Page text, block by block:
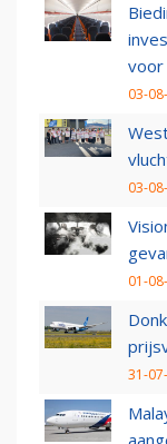
voor
03-
03-
01-
31-